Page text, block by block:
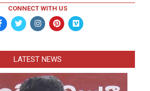
CONNECT WITH US
LATEST NEWS